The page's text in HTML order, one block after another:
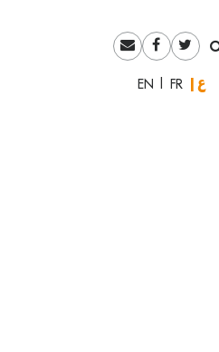
العربيةFrançais
English